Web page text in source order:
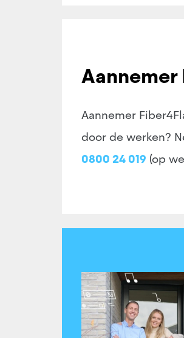
Aannemer
Aannemer
door de werken?
0800 24 019 (op